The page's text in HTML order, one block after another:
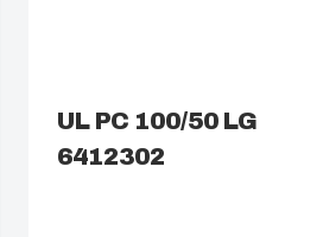
UL PC 100/50 LG
6412302